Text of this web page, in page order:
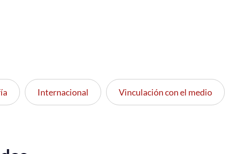
Internacional Vinculación con el medio